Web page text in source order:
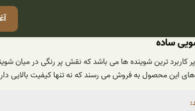
ساده
کاربرد ترین شوینده ها می باشد که نقش پر رنگی در میان
این محصول به فروش می رسند که نه تنها کیفیت بالایی